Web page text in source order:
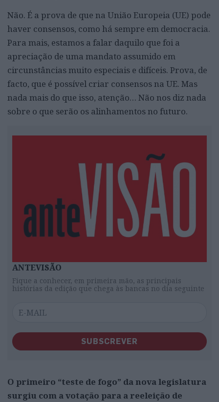
Não. É a prova de que na União Europeia (UE) pode
haver consensos, como há sempre em democracia.
Para mais, estamos a falar daquilo que foi a
apreciação de uma mandato assumido em
circunstâncias muito especiais e difíceis. Prova, de
facto, que é possível criar consensos na UE. Mas
nada mais do que isso, atenção… Não nos diz nada
sobre o que serão os alinhamentos no futuro.
ANTEVISÃO
Fique a conhecer, em primeira mão, as principais
histórias da edição que chega às bancas no dia seguinte
SUBSCREVER
O primeiro “teste de fogo” da nova legislatura
surgiu com a votação para a reeleição de